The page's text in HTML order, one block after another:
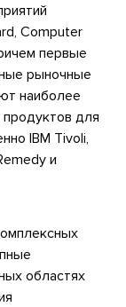
Computer
первые
рыночные
наиболее
для
IBM Tivoli,
и
областях